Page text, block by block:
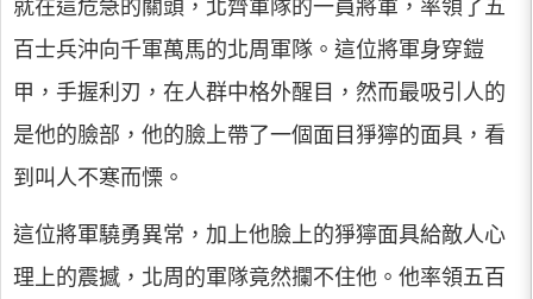
就在這危急的關頭，北齊軍隊的一員將軍，率領了五
百士兵沖向千軍萬馬的北周軍隊。這位將軍身穿鎧
甲，手握利刃，在人群中格外醒目，然而最吸引人的
是他的臉部，他的臉上帶了一個面目猙獰的面具，看
到叫人不寒而慄。
這位將軍驍勇異常，加上他臉上的猙獰面具給敵人心
理上的震撼，北周的軍隊竟然攔不住他。他率領五百